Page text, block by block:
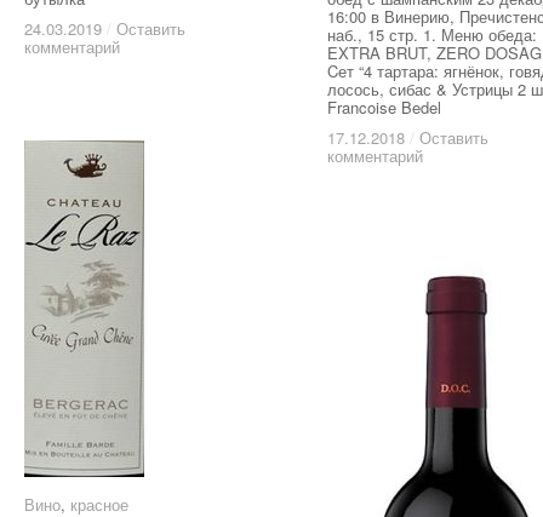
24.03.2019 / Оставить
комментарий
24.03.2019 / Оставить
комментарий
16:00 в Винерию,
наб., 15 стр. 1. Меню обеда:
EXTRA BRUT, ZERO
Cет “4 тартара: ягнёнок,
лосось, сибас & Устрицы 2
Francoise Bedel
17.12.2018 / Оставить
комментарий
17.12.2018 / Оставить
комментарий
Вино, красное
Вино красное